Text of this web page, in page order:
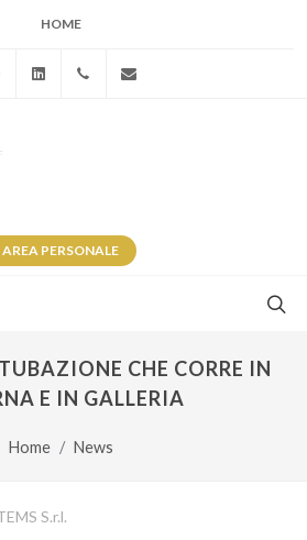
HOME
WhatsAppLinkedin+39 345 281 0246
AREA PERSONALE
CHE CORRE IN
E IN GALLERIA
Home News
S.r.l.